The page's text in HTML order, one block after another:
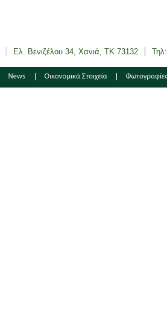
Ελ. Βενιζέλου 34, Χανιά, ΤΚ 73132